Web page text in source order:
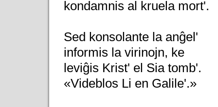
kondamnis al kruela mort'.
Sed konsolante la anĝel'
informis la virinojn, ke
leviĝis Krist' el Sia tomb'.
«Videblos Li en Galile'.»